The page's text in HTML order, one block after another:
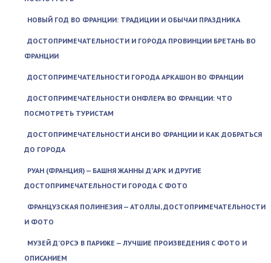
НОВЫЙ ГОД ВО ФРАНЦИИ: ТРАДИЦИИ И ОБЫЧАИ ПРАЗДНИКА
ДОСТОПРИМЕЧАТЕЛЬНОСТИ И ГОРОДА ПРОВИНЦИИ БРЕТАНЬ ВО
ФРАНЦИИ
ДОСТОПРИМЕЧАТЕЛЬНОСТИ ГОРОДА АРКАШОН ВО ФРАНЦИИ
ДОСТОПРИМЕЧАТЕЛЬНОСТИ ОНФЛЕРА ВО ФРАНЦИИ: ЧТО
ПОСМОТРЕТЬ ТУРИСТАМ
ДОСТОПРИМЕЧАТЕЛЬНОСТИ АНСИ ВО ФРАНЦИИ И КАК ДОБРАТЬСЯ
ДО ГОРОДА
РУАН (ФРАНЦИЯ) — БАШНЯ ЖАННЫ Д’АРК И ДРУГИЕ
ДОСТОПРИМЕЧАТЕЛЬНОСТИ ГОРОДА С ФОТО
ФРАНЦУЗСКАЯ ПОЛИНЕЗИЯ — АТОЛЛЫ, ДОСТОПРИМЕЧАТЕЛЬНОСТИ
И ФОТО
МУЗЕЙ Д’ОРСЭ В ПАРИЖЕ — ЛУЧШИЕ ПРОИЗВЕДЕНИЯ С ФОТО И
ОПИСАНИЕМ